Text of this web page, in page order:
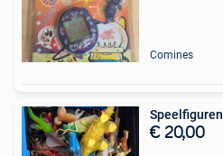
Comines
Speelfiguren
€ 20,00